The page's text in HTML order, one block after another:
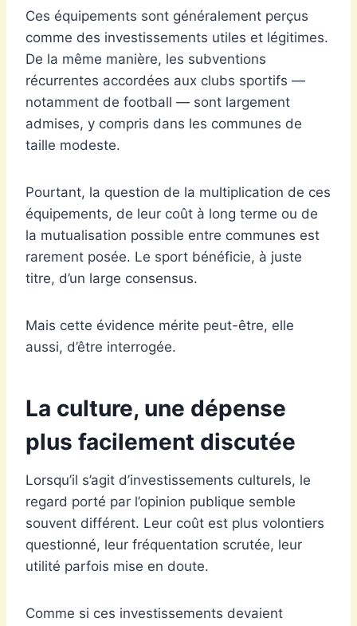
Ces équipements sont généralement perçus
comme des investissements utiles et légitimes.
De la même manière, les subventions
récurrentes accordées aux clubs sportifs —
notamment de football — sont largement
admises, y compris dans les communes de
taille modeste.
Pourtant, la question de la multiplication de ces
équipements, de leur coût à long terme ou de
la mutualisation possible entre communes est
rarement posée. Le sport bénéficie, à juste
titre, d’un large consensus.
Mais cette évidence mérite peut-être, elle
aussi, d’être interrogée.
La culture, une dépense
plus facilement discutée
Lorsqu’il s’agit d’investissements culturels, le
regard porté par l’opinion publique semble
souvent différent. Leur coût est plus volontiers
questionné, leur fréquentation scrutée, leur
utilité parfois mise en doute.
Comme si ces investissements devaient